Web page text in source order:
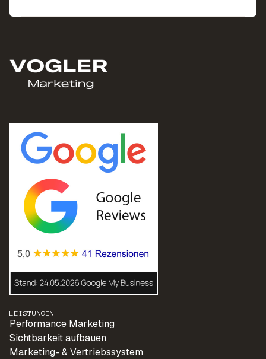
LEISTUNGEN
Performance Marketing
Sichtbarkeit aufbauen
Marketing- & Vertriebssystem